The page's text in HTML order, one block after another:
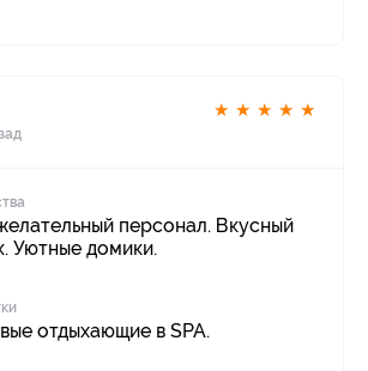
★ ★ ★ ★ ★
персонал. Вкусный
Уютные домики.
отдыхающие в SPA.